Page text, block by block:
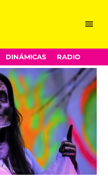
Menu
DINÁMICAS RADIO